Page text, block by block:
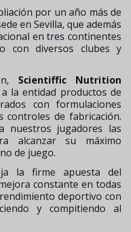
por un año más de
en Sevilla, que además
en tres continentes
con diversos clubes y
Scientiffic Nutrition
la entidad productos de
con formulaciones
controles de fabricación.
nuestros jugadores las
alcanzar su máximo
de juego.
la firme apuesta del
constante en todas
deportivo con
y compitiendo al